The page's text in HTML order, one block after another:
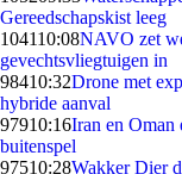
Gereedschapskist leeg
104110:08NAVO zet
gevechtsvliegtuigen in
98410:32Drone met
hybride aanval
97910:16Iran en Oman
buitenspel
97510:28Wakker Dier